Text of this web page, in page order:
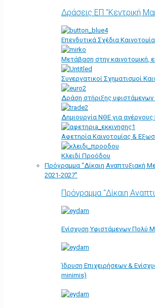
Δράσεις ΕΠ "Κεντρική
Επενδυτικά Σχέδια
Μετάβαση στην καινοτομική,
Συνεργατικοί Σχηματισμοί
Δράση στήριξης
Δημιουργία ΝΘΕ για
Αφετηρία Kαινοτομίας &
Κλειδί Προόδου
Πρόγραμμα “Δίκαιη Αναπτυξιακή
2021-2027”
Πρόγραμμα "Δίκαιη
Ενίσχυση Υφιστάμενων Πολύ
Ίδρυση Επιχειρήσεων &
minimis)